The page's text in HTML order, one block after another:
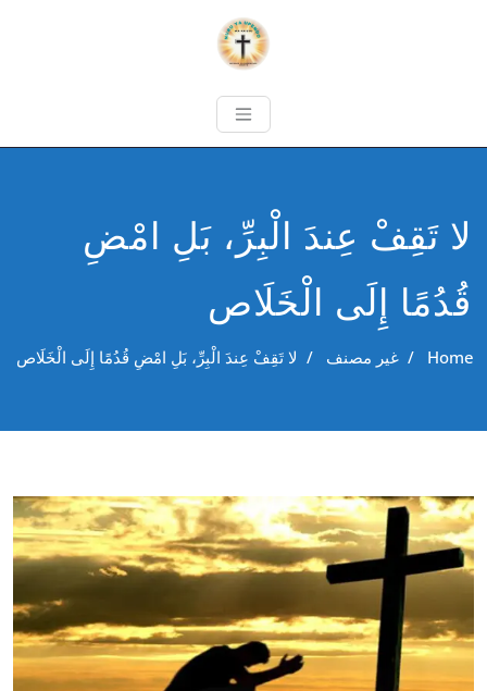
لا تَقِفْ عِندَ الْبِرِّ، بَلِ امْضِ
قُدُمًا إِلَى الْخَلَاص
Home
/ غير مصنف / لا تَقِفْ عِندَ الْبِرِّ، بَلِ امْضِ قُدُمًا إِلَى الْخَلَاص